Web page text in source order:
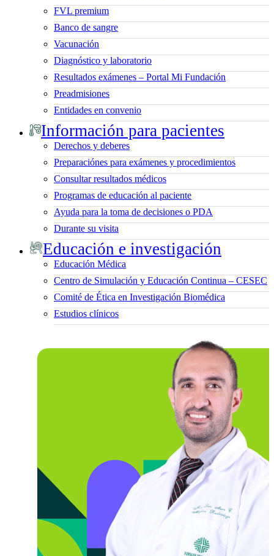
FVL premium
Banco de sangre
Vacunación
Diagnóstico y laboratorio
Resultados exámenes – Portal Mi Fundación
Preadmisiones
Entidades en convenio
Información para pacientes
Derechos y deberes
Preparaciónes para exámenes y procedimientos
Consultar resultados médicos
Programas de educación al paciente
Ayuda para la toma de decisiones o PDA
Durante su visita
Educación e investigación
Educación Médica
Centro de Simulación y Educación Continua – CESEC
Comité de Ética en Investigación Biomédica
Estudios clínicos